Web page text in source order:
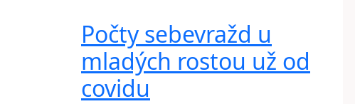
Počty sebevražd u
mladých rostou už od
covidu